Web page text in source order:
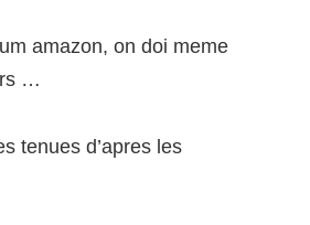
amazon, on doi meme
…
tenues d’apres les